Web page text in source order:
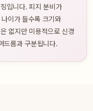
입니다. 피지 분비가
나이가 들수록 크기와
없지만 미용적으로 신경
드름과 구분됩니다.